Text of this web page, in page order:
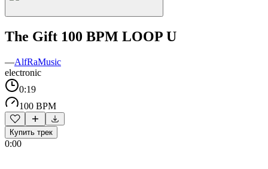
The Gift 100 BPM LOOP U
—AlfRaMusic
electronic
0:19
100 BPM
Купить трек
0:00